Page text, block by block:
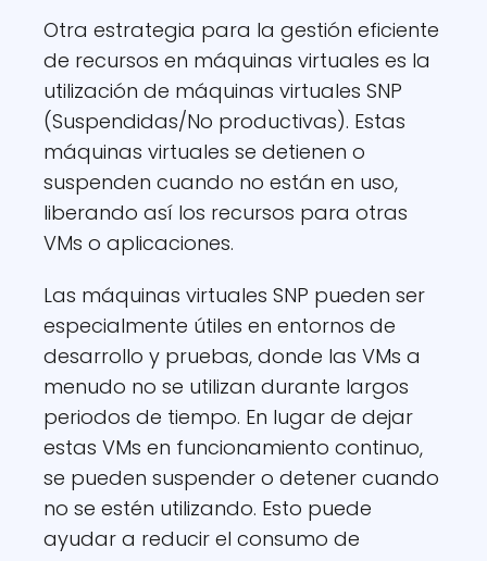
Otra estrategia para la gestión eficiente
de recursos en máquinas virtuales es la
utilización de máquinas virtuales SNP
(Suspendidas/No productivas). Estas
máquinas virtuales se detienen o
suspenden cuando no están en uso,
liberando así los recursos para otras
VMs o aplicaciones.
Las máquinas virtuales SNP pueden ser
especialmente útiles en entornos de
desarrollo y pruebas, donde las VMs a
menudo no se utilizan durante largos
periodos de tiempo. En lugar de dejar
estas VMs en funcionamiento continuo,
se pueden suspender o detener cuando
no se estén utilizando. Esto puede
ayudar a reducir el consumo de